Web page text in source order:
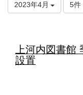
2023年4月 5件
上河内図書
設置